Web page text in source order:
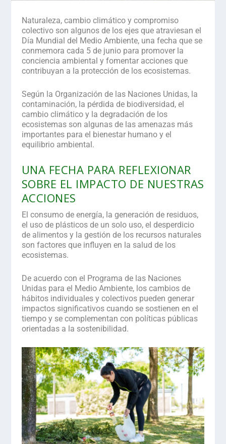
Naturaleza, cambio climático y compromiso
colectivoson algunos de los ejes que atraviesan el
Día Mundial del Medio Ambiente, una fecha que se
conmemora cada 5 de junio para promover la
conciencia ambiental y fomentar acciones que
contribuyan a la protección de los ecosistemas.
Según la Organización de las Naciones Unidas, la
contaminación, la pérdida de biodiversidad, el
cambio climático y la degradación de los
ecosistemasson algunas de las amenazas más
importantes para el bienestar humano y el
equilibrio ambiental.
UNA FECHA PARA REFLEXIONAR
SOBRE EL IMPACTO DE NUESTRAS
ACCIONES
El consumo de energía, la generación de residuos,
el uso de plásticos de un solo uso, el desperdicio
de alimentos y la gestión de los recursos naturales
son factoresque influyen en la salud de los
ecosistemas.
De acuerdo con el Programa de las Naciones
Unidas para el Medio Ambiente, los cambios de
hábitos individuales y colectivos pueden generar
impactos significativoscuando se sostienen en el
tiempo y se complementan con políticas públicas
orientadas a la sostenibilidad.